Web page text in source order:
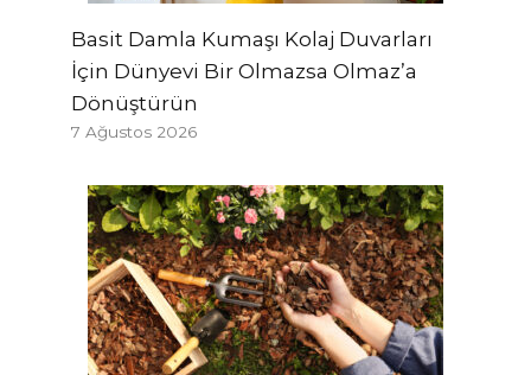
Basit Damla Kumaşı Kolaj Duvarları
İçin Dünyevi Bir Olmazsa Olmaz’a
Dönüştürün
7 Ağustos 2026